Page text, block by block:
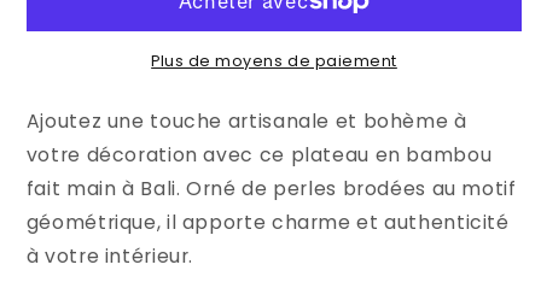
Plus de moyens de paiement
Ajoutez une touche artisanale et bohème à
votre décoration avec ce plateau en bambou
fait main à Bali. Orné de perles brodées au motif
géométrique, il apporte charme et authenticité
à votre intérieur.